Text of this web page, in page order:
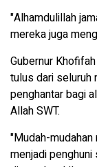
"Alhamdulillah
mereka juga
Gubernur
tulus dari seluruh
penghantar bagi
Allah SWT.
"Mudah-
menjadi penghuni